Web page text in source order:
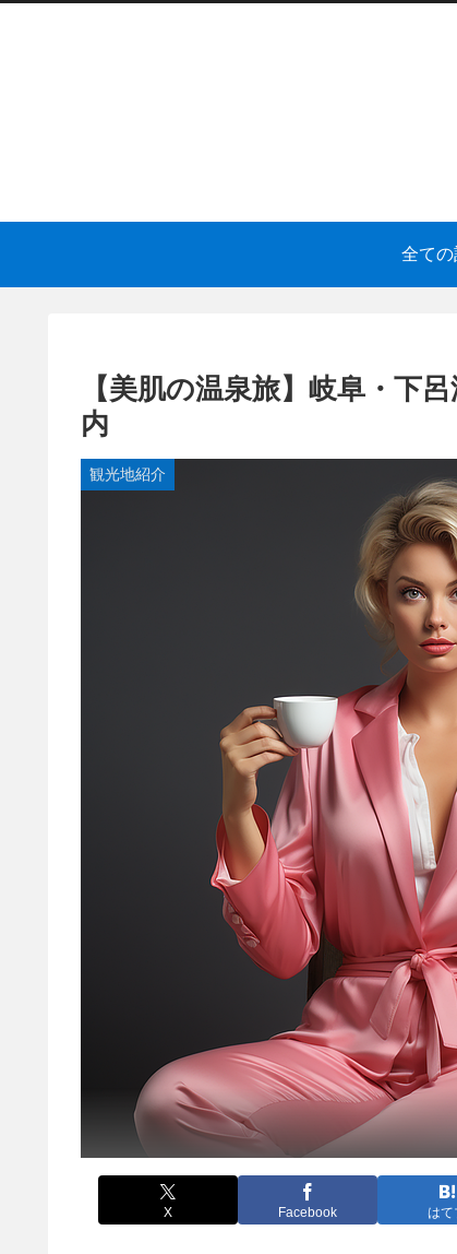
全て
【美肌の温泉旅】岐阜・下
内
観光地紹介
X Facebook はて